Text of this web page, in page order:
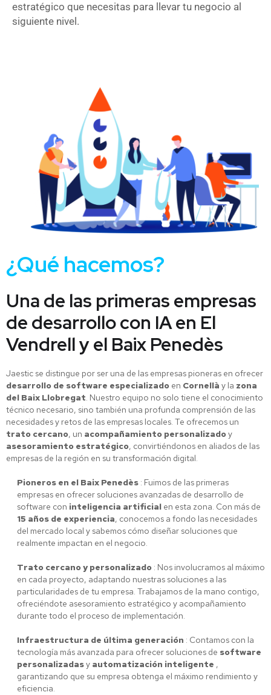
estratégico que necesitas para llevar tu negocio al
siguiente nivel.
¿Qué hacemos?
Una de las primeras empresas
de desarrollo con IA en El
Vendrell y el Baix Penedès
Jaestic se distingue por ser una de las empresas pioneras en ofrecer
desarrollo de software especializado en Cornellà y la zona
del Baix Llobregat. Nuestro equipo no solo tiene el conocimiento
técnico necesario, sino también una profunda comprensión de las
necesidades y retos de las empresas locales. Te ofrecemos un
trato cercano, un acompañamiento personalizadoy
asesoramiento estratégico, convirtiéndonos en aliados de las
empresas de la región en su transformación digital.
Pioneros en el Baix Penedès : Fuimos de las primeras
empresas en ofrecer soluciones avanzadas de desarrollo de
software con inteligencia artificial en esta zona. Con más de
15 años de experiencia, conocemos a fondo las necesidades
del mercado local y sabemos cómo diseñar soluciones que
realmente impactan en el negocio.
Trato cercano y personalizado : Nos involucramos al máximo
en cada proyecto, adaptando nuestras soluciones a las
particularidades de tu empresa. Trabajamos de la mano contigo,
ofreciéndote asesoramiento estratégico y acompañamiento
durante todo el proceso de implementación.
Infraestructura de última generación : Contamos con la
tecnología más avanzada para ofrecer soluciones de software
personalizadasy automatización inteligente ,
garantizando que su empresa obtenga el máximo rendimiento y
eficiencia.